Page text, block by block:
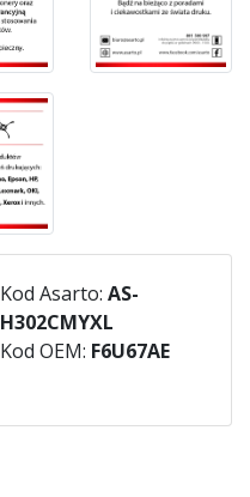
Kod Asarto: AS-
H302CMYXL
Kod OEM: F6U67AE